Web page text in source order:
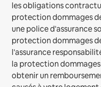
les obligations
protection dommages
une police d'assurance
protection dommages
l'assurance
la protection
obtenir un